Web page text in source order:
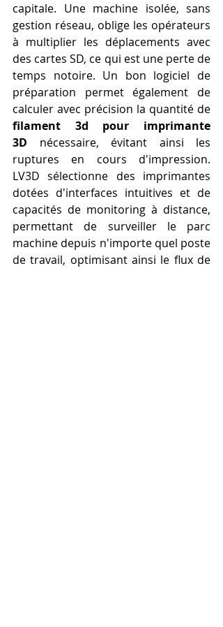
capitale. Une machine isolée, sans
gestion réseau, oblige les opérateurs
à multiplier les déplacements avec
des cartes SD, ce qui est une perte de
temps notoire. Un bon logiciel de
préparation permet également de
filament 3d pour imprimante
3D nécessaire, évitant ainsi les
ruptures en cours d'impression.
LV3D sélectionne des imprimantes
dotées d'interfaces intuitives et de
capacités de monitoring à distance,
permettant de surveiller le parc
machine depuis n'importe quel poste
de travail, optimisant ainsi le flux de